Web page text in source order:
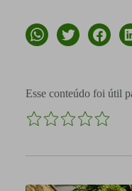
Esse conteúdo foi útil